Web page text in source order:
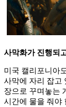
사막화가 진행되
미국 캘리포니아
사막에 자리 잡고
장으로 꾸며놓는
시간에 물을 줘야